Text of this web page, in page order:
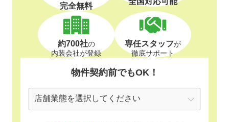
完全無料
約700社の
内装会社が登録
専任スタッフが
徹底サポート
物件契約前でもOK！